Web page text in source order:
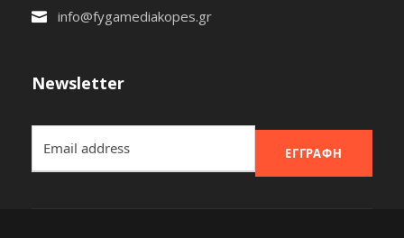
info@fygamediakopes.gr
Newsletter
ΕΓΓΡΑΦΉ